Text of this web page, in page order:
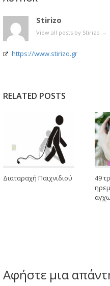
Stirizo
View all posts by Stirizo →
https://www.stirizo.gr
RELATED POSTS
Διαταραχή Παιχνιδιού
49
Αφήστε μια